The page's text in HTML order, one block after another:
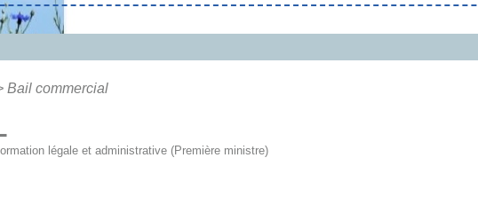
Bail commercial
légale et administrative (Première ministre)